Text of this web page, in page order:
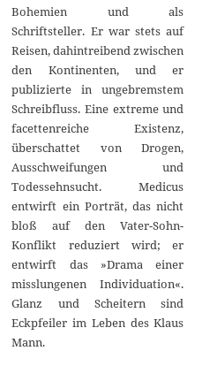
Bohemien und als
Schriftsteller. Er war stets auf
Reisen, dahintreibend zwischen
den Kontinenten, und er
publizierte in ungebremstem
Schreibfluss. Eine extreme und
facettenreiche Existenz,
überschattet von Drogen,
Ausschweifungen und
Todessehnsucht. Medicus
entwirft ein Porträt, das nicht
bloß auf den Vater-Sohn-
Konflikt reduziert wird; er
entwirft das »Drama einer
misslungenen Individuation«.
Glanz und Scheitern sind
Eckpfeiler im Leben des Klaus
Mann.